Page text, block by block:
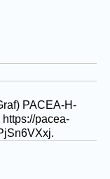
PACEA-H-
https://pacea-
.